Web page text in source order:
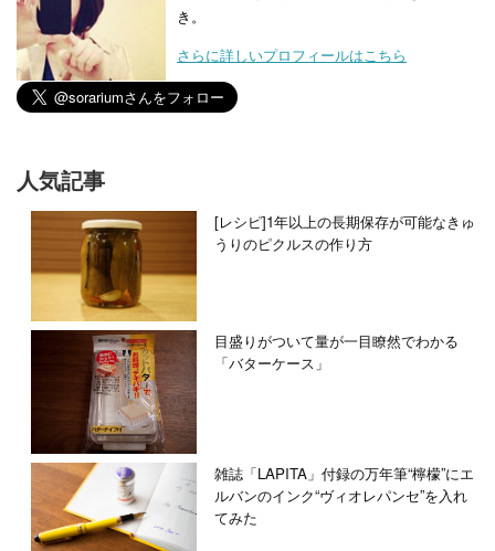
き。
さらに詳しいプロフィールはこちら
人気記事
[レシピ]1年以上の長期保存が可能なきゅ
うりのピクルスの作り方
目盛りがついて量が一目瞭然でわかる
「バターケース」
雑誌「LAPITA」付録の万年筆“檸檬”にエ
ルバンのインク“ヴィオレパンセ”を入れ
てみた